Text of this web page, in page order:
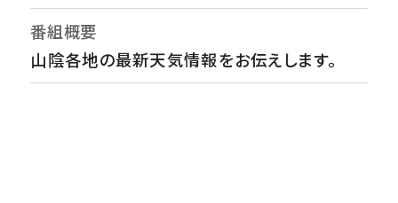
番組概要
山陰各地の最新天気情報をお伝えします。